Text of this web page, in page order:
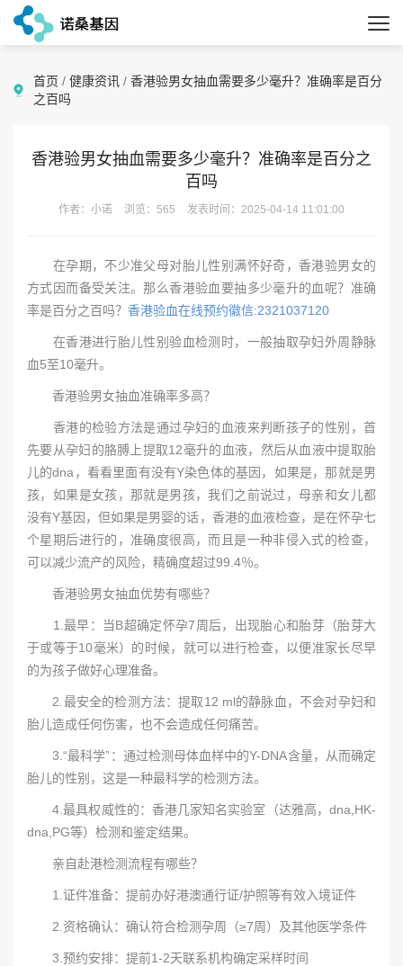
首页 / 健康资讯 / 香港验男女抽血需要多少毫升？准确率是百分
之百吗
香港验男女抽血需要多少毫升？准确率是百分之
百吗
作者：小诺 浏览：565 发表时间：2025-04-14 11:01:00
在孕期，不少准父母对胎儿性别满怀好奇，香港验男女的
方式因而备受关注。那么香港验血要抽多少毫升的血呢？准确
率是百分之百吗？ 香港验血在线预约徽信:2321037120
在香港进行胎儿性别验血检测时，一般抽取孕妇外周静脉
血5至10毫升。
香港验男女抽血准确率多高？
香港的检验方法是通过孕妇的血液来判断孩子的性别，首
先要从孕妇的胳膊上提取12毫升的血液，然后从血液中提取胎
儿的dna，看看里面有没有Y染色体的基因，如果是，那就是男
孩，如果是女孩，那就是男孩，我们之前说过，母亲和女儿都
没有Y基因，但如果是男婴的话，香港的血液检查，是在怀孕七
个星期后进行的，准确度很高，而且是一种非侵入式的检查，
可以减少流产的风险，精确度超过99.4％。
香港验男女抽血优势有哪些？
1.最早：当B超确定怀孕7周后，出现胎心和胎芽（胎芽大
于或等于10毫米）的时候，就可以进行检查，以便准家长尽早
的为孩子做好心理准备。
2.最安全的检测方法：提取12 ml的静脉血，不会对孕妇和
胎儿造成任何伤害，也不会造成任何痛苦。
3.“最科学”：通过检测母体血样中的Y-DNA含量，从而确定
胎儿的性别，这是一种最科学的检测方法。
4.最具权威性的：香港几家知名实验室（达雅高，dna,HK-
dna,PG等）检测和鉴定结果。
亲自赴港检测流程有哪些？
1.证件准备：提前办好港澳通行证/护照等有效入境证件
2.资格确认：确认符合检测孕周（≥7周）及其他医学条件
3.预约安排：提前1-2天联系机构确定采样时间